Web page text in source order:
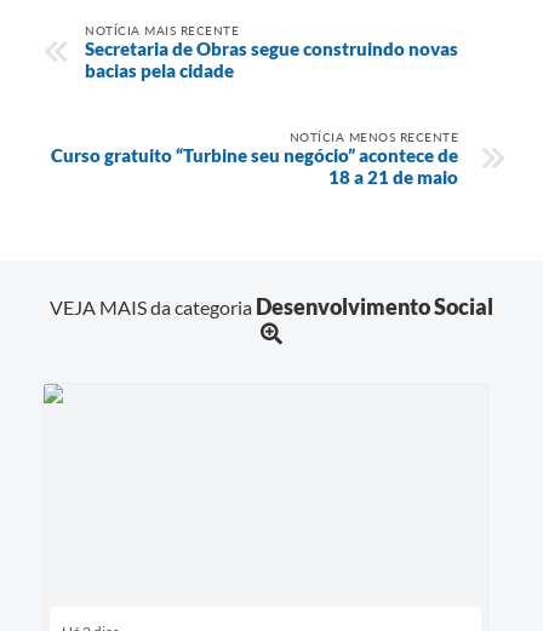
NOTÍCIA MAIS RECENTE
Secretaria de Obras segue construindo novas
bacias pela cidade
NOTÍCIA MENOS RECENTE
Curso gratuito “Turbine seu negócio” acontece de
18 a 21 de maio
VEJA MAIS da categoria Desenvolvimento Social